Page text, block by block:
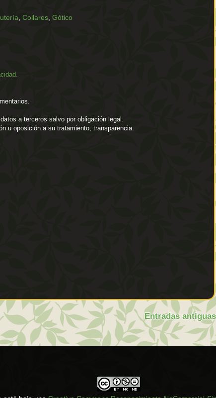
Collares Gótico
a terceros salvo por obligación legal.
u oposición a su tratamiento, transparencia.
Entradas antiguas